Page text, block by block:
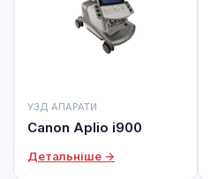
УЗД АПАРАТИ
Canon Aplio i900
Детальніше →